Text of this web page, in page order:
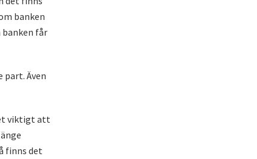
banken
får
part. Även
viktigt att
finns det